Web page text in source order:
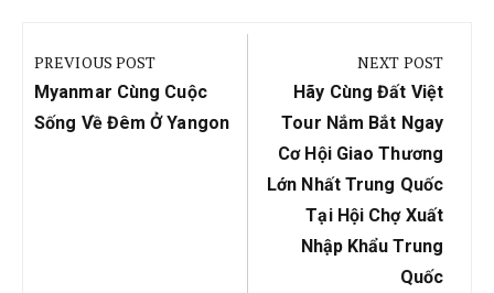
hướng
bài
viết
PREVIOUS POST
Previous
Post:
Myanmar Cùng Cuộc
Sống Về Đêm Ở Yangon
NEXT POST
Next
Post:
Hãy Cùng Đất Việt
Tour Nắm Bắt Ngay
Cơ Hội Giao Thương
Lớn Nhất Trung Quốc
Tại Hội Chợ Xuất
Nhập Khẩu Trung
Quốc